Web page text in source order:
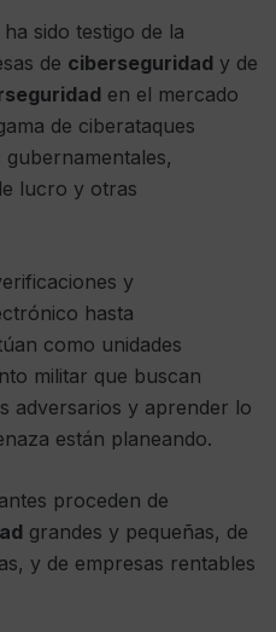
sido testigo de la
de ciberseguridad y de
en el mercado
de ciberataques
lucro y otras
y
hasta
como unidades
militar que buscan
adversarios y aprender lo
están planeando.
proceden de
grandes y pequeñas, de
y de empresas rentables